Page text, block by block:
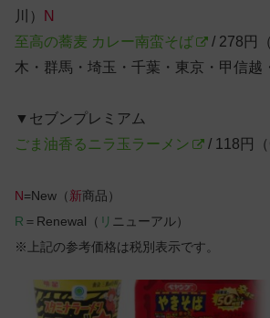
川）
N
至高の蕎麦 カレー南蛮そば
/ 278円
木・群馬・埼玉・千葉・東京・甲信越
▼セブンプレミアム
ごま油香るニラ玉ラーメン
/ 118円（
N=New（新商品）
R ＝Renewal（ リ ニューアル）
※上記の参考価格は税別表示です。